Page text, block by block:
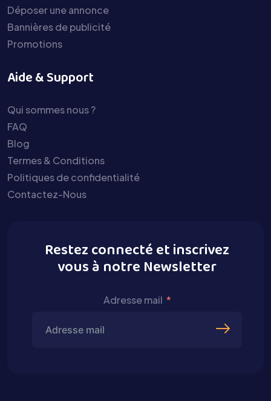
Déposer une annonce
Bannières de publicité
Promotions
Aide & Support
Qui sommes nous ?
FAQ
Blog
Termes & Conditions
Politiques de confidentialité
Contactez-Nous
Restez connecté et inscrivez
vous à notre Newsletter
Adresse mail